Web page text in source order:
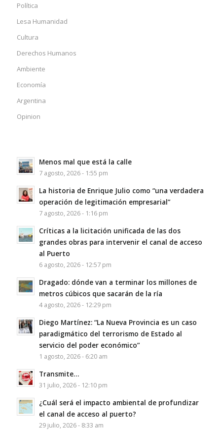
Política
Lesa Humanidad
Cultura
Derechos Humanos
Ambiente
Economía
Argentina
Opinion
Menos mal que está la calle
7 agosto, 2026 - 1:55 pm
La historia de Enrique Julio como “una verdadera
operación de legitimación empresarial”
7 agosto, 2026 - 1:16 pm
Críticas a la licitación unificada de las dos
grandes obras para intervenir el canal de acceso
al Puerto
6 agosto, 2026 - 12:57 pm
Dragado: dónde van a terminar los millones de
metros cúbicos que sacarán de la ría
4 agosto, 2026 - 12:29 pm
Diego Martínez: “La Nueva Provincia es un caso
paradigmático del terrorismo de Estado al
servicio del poder económico”
1 agosto, 2026 - 6:20 am
Transmite…
31 julio, 2026 - 12:10 pm
¿Cuál será el impacto ambiental de profundizar
el canal de acceso al puerto?
29 julio, 2026 - 8:33 am